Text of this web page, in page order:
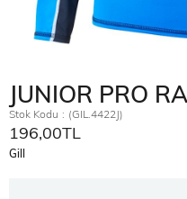
JUNIOR PRO
Stok Kodu (GIL.4422J)
196,00TL
Gill